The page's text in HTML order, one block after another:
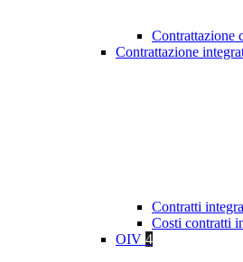
Contrattazione
Contrattazione
Contratti
Costi contratti
OIV 4